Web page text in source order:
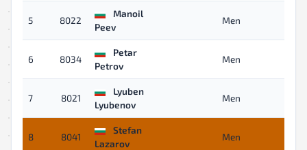
5 8022
Manoil
Peev
Men
6 8034
Petar
Petrov
Men
7 8021
Lyuben
Lyubenov
Men
8 8041
Stefan
Lazarov
Men